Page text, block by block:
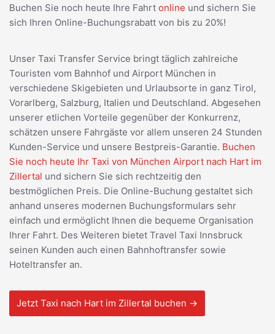
Buchen Sie noch heute Ihre Fahrt online und sichern Sie
sich Ihren Online-Buchungsrabatt von bis zu 20%!
Unser Taxi Transfer Service bringt täglich zahlreiche
Touristen vom Bahnhof und Airport München in
verschiedene Skigebieten und Urlaubsorte in ganz Tirol,
Vorarlberg, Salzburg, Italien und Deutschland. Abgesehen
unserer etlichen Vorteile gegenüber der Konkurrenz,
schätzen unsere Fahrgäste vor allem unseren 24 Stunden
Kunden-Service und unsere Bestpreis-Garantie. Buchen
Sie noch heute Ihr Taxi von München Airport nach Hart im
Zillertal und sichern Sie sich rechtzeitig den
bestmöglichen Preis. Die Online-Buchung gestaltet sich
anhand unseres modernen Buchungsformulars sehr
einfach und ermöglicht Ihnen die bequeme Organisation
Ihrer Fahrt. Des Weiteren bietet Travel Taxi Innsbruck
seinen Kunden auch einen Bahnhoftransfer sowie
Hoteltransfer an.
Jetzt Taxi nach Hart im Zillertal buchen →